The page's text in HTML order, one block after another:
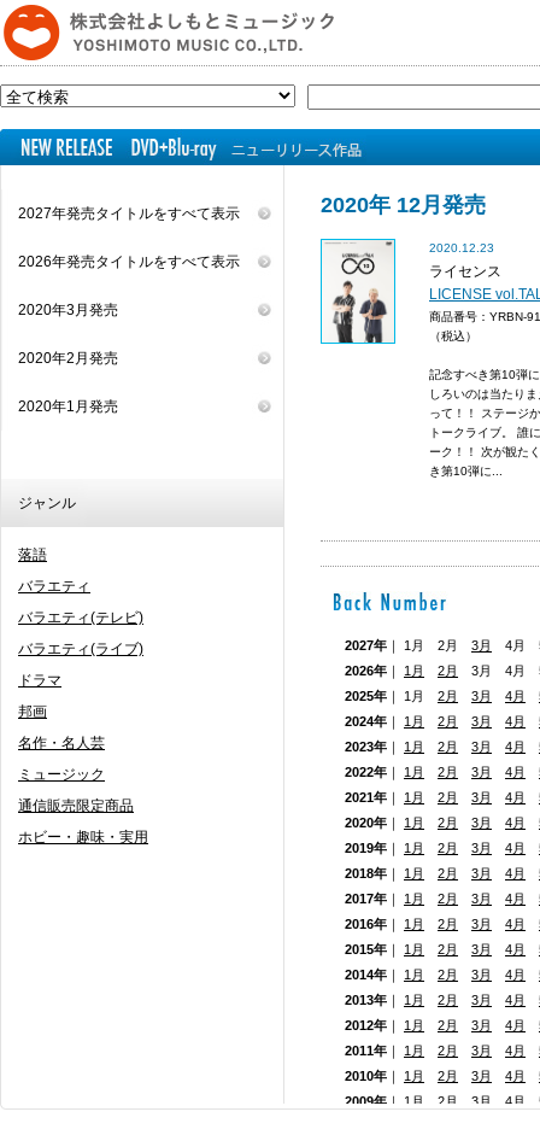
2027年発売タイトルをすべて表示
2026年発売タイトルをすべて表示
2020年3月発売
2020年2月発売
2020年1月発売
ジャンル
落語
バラエティ
バラエティ(テレビ)
バラエティ(ライブ)
ドラマ
邦画
名作・名人芸
ミュージック
通信販売限定商品
ホビー・趣味・実用
2020年 12月発売
2020.12.23
ライセンス
LICENSE
商品番号：YRBN-
（税込）
記念すべき第10弾
しろいのは当たり
って！！ ステージ
トークライブ。 誰
ーク！！ 次が観た
き第10弾に...
2027年 ｜ 1月 2月 3月
4月
2026年 ｜ 1月 2月
3月 4月
2025年 ｜ 1月 2月 3月 4月
2024年 ｜ 1月 2月 3月 4月
2023年 ｜ 1月 2月 3月 4月
2022年 ｜ 1月 2月 3月 4月
2021年 ｜ 1月 2月 3月 4月
2020年 ｜ 1月 2月 3月 4月
2019年 ｜ 1月 2月 3月 4月
2018年 ｜ 1月 2月 3月 4月
2017年 ｜ 1月 2月 3月 4月
2016年 ｜ 1月 2月 3月 4月
2015年 ｜ 1月 2月 3月 4月
2014年 ｜ 1月 2月 3月 4月
2013年 ｜ 1月 2月 3月 4月
2012年 ｜ 1月 2月 3月 4月
2011年 ｜ 1月 2月 3月 4月
2010年 ｜ 1月 2月 3月 4月
2009年 ｜ 1月 2月 3月 4月